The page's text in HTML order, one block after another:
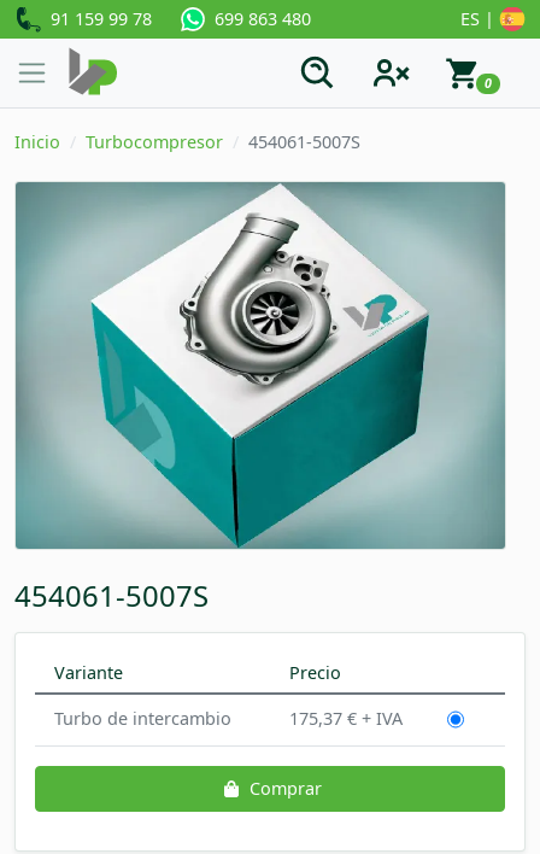
91 159 99 78 699 863 480 ES |
0
Inicio Turbocompresor 454061-5007S
454061-5007S
Variante
Precio
Turbo de intercambio
175,37 € + IVA
Comprar